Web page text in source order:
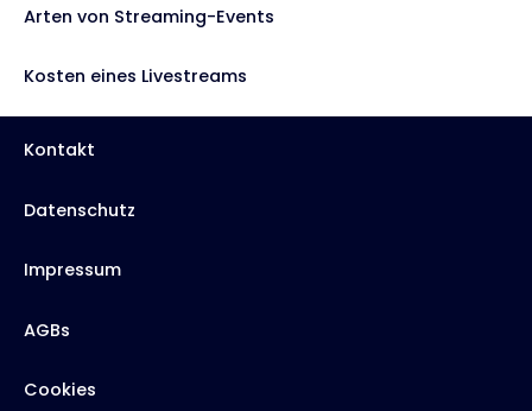
Arten von Streaming-Events
Kosten eines Livestreams
Kontakt
Datenschutz
Impressum
AGBs
Cookies